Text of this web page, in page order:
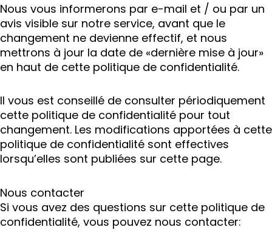
Nous vous informerons par e-mail et / ou par un
avis visible sur notre service, avant que le
changement ne devienne effectif, et nous
mettrons à jour la date de «dernière mise à jour»
en haut de cette politique de confidentialité.
Il vous est conseillé de consulter périodiquement
cette politique de confidentialité pour tout
changement. Les modifications apportées à cette
politique de confidentialité sont effectives
lorsqu’elles sont publiées sur cette page.
Nous contacter
Si vous avez des questions sur cette politique de
confidentialité, vous pouvez nous contacter: